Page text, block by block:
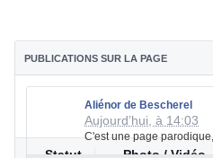
PUBLICATIONS SUR LA PAGE
Aliénor de Bescherel
Aujourd’hui, à 14:03
C'est une page
Statut Photo / Vidéo